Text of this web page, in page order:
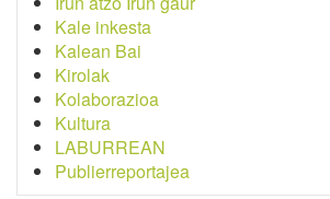
Kale inkesta
Kalean Bai
Kirolak
Kolaborazioa
Kultura
LABURREAN
Publierreportajea